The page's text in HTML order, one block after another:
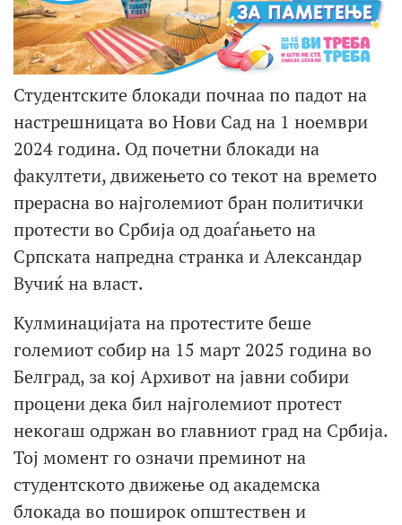
Студентските блокади почнаа по падот на
настрешницата во Нови Сад на 1 ноември
2024 година. Од почетни блокади на
факултети, движењето со текот на времето
прерасна во најголемиот бран политички
протести во Србија од доаѓањето на
Српската напредна странка и Александар
Вучиќ на власт.
Кулминацијата на протестите беше
големиот собир на 15 март 2025 година во
Белград, за кој Архивот на јавни собири
процени дека бил најголемиот протест
некогаш одржан во главниот град на Србија.
Тој момент го означи преминот на
студентското движење од академска
блокада во поширок општествен и